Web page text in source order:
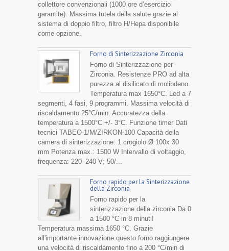
collettore convenzionali (1000 ore d’esercizio
garantite). Massima tutela della salute grazie al
sistema di doppio filtro, filtro H/Hepa disponibile
come opzione.
Forno di Sinterizzazione Zirconia
Forno di Sinterizzazione per
Zirconia. Resistenze PRO ad alta
purezza al disilicato di molibdeno.
Temperatura max 1650°C. Led a 7
segmenti, 4 fasi, 9 programmi. Massima velocità di
riscaldamento 25°C/min. Accuratezza della
temperatura a 1500°C +/- 3°C. Funzione timer Dati
tecnici TABEO-1/M/ZIRKON-100 Capacità della
camera di sinterizzazione: 1 crogiolo Ø 100x 30
mm Potenza max.: 1500 W Intervallo di voltaggio,
frequenza: 220–240 V; 50/...
Forno rapido per la Sinterizzazione
della Zirconia
Forno rapido per la
sinterizzazione della zirconia Da 0
a 1500 °C in 8 minuti!
Temperatura massima 1650 °C. Grazie
all'importante innovazione questo forno raggiungere
una velocità di riscaldamento fino a 200 °C/min di